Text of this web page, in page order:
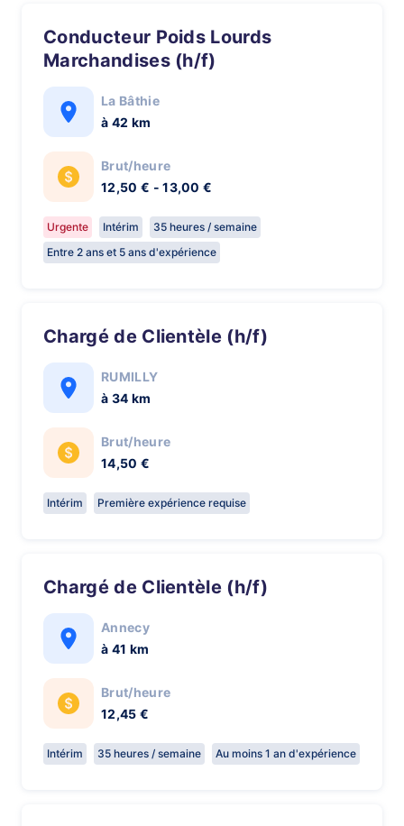
Conducteur Poids Lourds
Marchandises (h/f)
La Bâthie
à 42 km
Brut/heure
12,50 € - 13,00 €
Urgente Intérim
35 heures / semaine
Entre 2 ans et 5 ans d'expérience
Chargé de Clientèle (h/f)
RUMILLY
à 34 km
Brut/heure
14,50 €
Intérim Première expérience requise
Chargé de Clientèle (h/f)
Annecy
à 41 km
Brut/heure
12,45 €
Intérim 35 heures / semaine Au moins 1 an d'expérience